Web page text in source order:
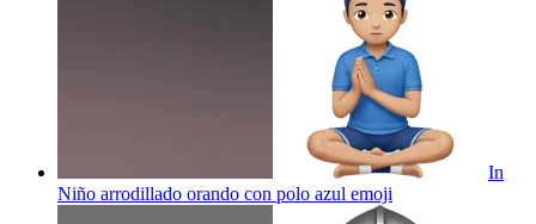
In
Niño arrodillado orando con polo azul emoji